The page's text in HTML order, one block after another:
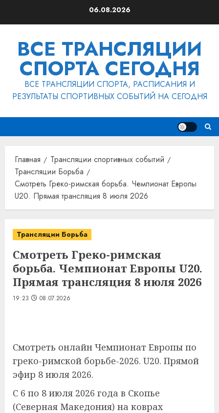
06.08.2026
ВСЕ ТРАНСЛЯЦИИ
СПОРТА СЕГОДНЯ
ВСЕ ТРАНСЛЯЦИИ СПОРТА, РАСПИСАНИЯ И
РЕЗУЛЬТАТЫ СПОРТИВНЫХ СОБЫТИЙ НА СЕГОДНЯ
Главная
Трансляции спортивных событий
Трансляции Борьба
Смотреть Греко-римская борьба. Чемпионат Европы
U20. Прямая трансляция 8 июля 2026
Трансляции Борьба
Смотреть Греко-римская
борьба. Чемпионат Европы U20.
Прямая трансляция 8 июля 2026
19:23 08.07.2026
Смотреть онлайн Чемпионат Европы по
греко-римской борьбе-2026. U20. Прямой
эфир 8 июля 2026.
С 6 по 8 июля 2026 года в Скопье
(Северная Македония) на коврах